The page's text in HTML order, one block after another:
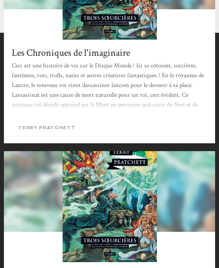
Les Chroniques de l'imaginaire
Ceci est une histoire de vie sur le Disque Monde ! Ici se côtoient, sorcières,
fantômes, rois, trolls, nains et autres créatures fantastiques ! En le royaume de
Lancre, le nouveau roi vient dassassiner lancien pour le devenir à sa place.
Lassassinat est une cause de mort naturelle pour un roi, cest évident. Ce
nouveau roi décédé apprend par la Mort en personne quà cause du Sort et du
désormais. Il va devoir user de Têtologie ! En la sombre nuit du crime, dans
TERRY PRATCHETT